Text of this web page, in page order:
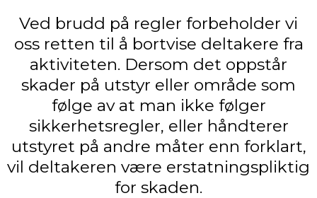
Ved brudd på regler forbeholder vi
oss retten til å bortvise deltakere fra
aktiviteten. Dersom det oppstår
skader på utstyr eller område som
følge av at man ikke følger
sikkerhetsregler, eller håndterer
utstyret på andre måter enn forklart,
vil deltakeren være erstatningspliktig
for skaden.